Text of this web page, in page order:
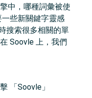
中，哪種詞彙被使
些新關鍵字靈感
搜索很多相關的單
Soovle 上，我們
「Soovle」